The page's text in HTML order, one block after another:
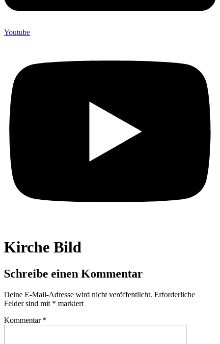
Youtube
Kirche Bild
Schreibe einen Kommentar
Deine E-Mail-Adresse wird nicht veröffentlicht. Erforderliche
Felder sind mit * markiert
Kommentar *